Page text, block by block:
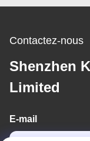
Contactez-nous
Shenzhen
Limited
E-mail